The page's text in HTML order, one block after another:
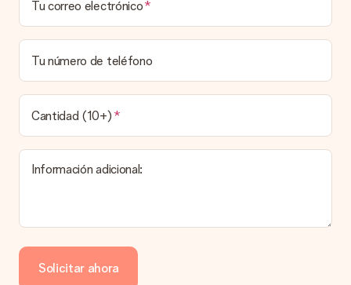
Elegir la fecha exacta de entrega no es posible. Una vez
personalizado y completado tu pedido, recibirás una
confirmación con las fechas estimadas de entrega. Una vez
que el pedido haya sido enviado, será la empresa de
transportes la encargada de entregar el regalo.
¿Cuál es el tiempo de entrega y cuándo recibo mi
obsequio?
El tiempo de entrega se puede encontrar en la página del
producto del regalo.
¿Cómo puedo pagar mi pedido?
de crédito o transferencia bancaria. En caso de elegir
transferencia bancaria, ten en cuenta 3 días adicionales para la
Tu correo electrónico
Tu número de teléfono
Cantidad (10+)
Información adicional:
Solicitar ahora